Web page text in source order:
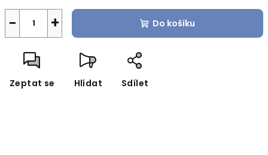
+
− Do košíku
Zeptat se Hlídat Sdílet